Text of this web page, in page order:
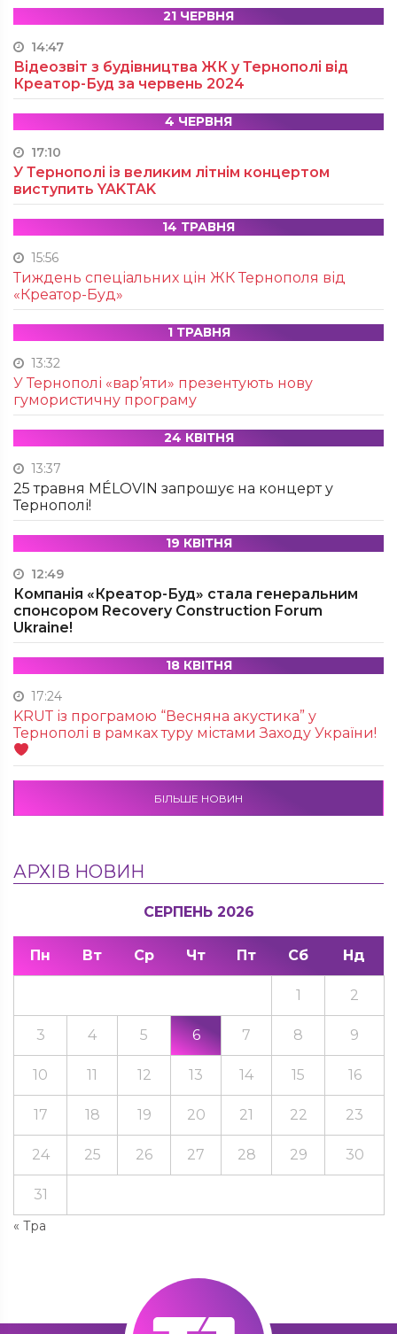
21 ЧЕРВНЯ
14:47
Відеозвіт з будівництва ЖК у Тернополі від
Креатор-Буд за червень 2024
4 ЧЕРВНЯ
17:10
У Тернополі із великим літнім концертом
виступить YAKTAK
14 ТРАВНЯ
15:56
Тиждень спеціальних цін ЖК Тернополя від
«Креатор-Буд»
1 ТРАВНЯ
13:32
У Тернополі «вар’яти» презентують нову
гумористичну програму
24 КВІТНЯ
13:37
25 травня MÉLOVIN запрошує на концерт у
Тернополі!
19 КВІТНЯ
12:49
Компанія «Креатор-Буд» стала генеральним
спонсором Recovery Construction Forum
Ukraine!
18 КВІТНЯ
17:24
KRUТ із програмою “Весняна акустика” у
Тернополі в рамках туру містами Заходу України!
БІЛЬШЕ НОВИН
АРХІВ НОВИН
СЕРПЕНЬ 2026
Пн Вт Ср Чт Пт Сб Нд
« Тра
1 2
3 4 5 6 7 8 9
10 11 12 13 14 15 16
17 18 19 20 21 22 23
24 25 26 27 28 29 30
31